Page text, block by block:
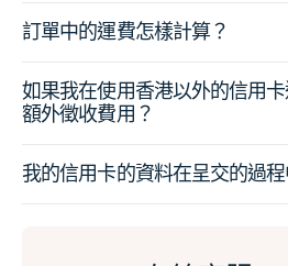
訂單中的運費怎樣計算？
如果我在使用香港以外的信用
額外徵收費用？
我的信用卡的資料在呈交的過